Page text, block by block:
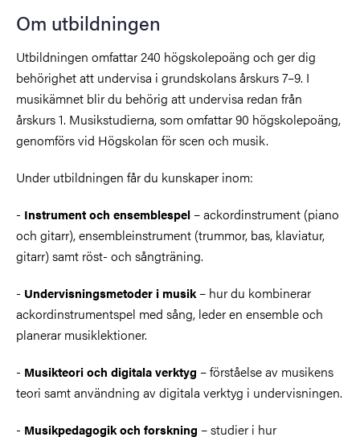
Om utbildningen
Utbildningen omfattar 240 högskolepoäng och ger dig
behörighet att undervisa i grundskolans årskurs 7–9. I
musikämnet blir du behörig att undervisa redan från
årskurs 1. Musikstudierna, som omfattar 90 högskolepoäng,
genomförs vid Högskolan för scen och musik.
Under utbildningen får du kunskaper inom:
- Instrument och ensemblespel – ackordinstrument (piano
och gitarr), ensembleinstrument (trummor, bas, klaviatur,
gitarr) samt röst- och sångträning.
- Undervisningsmetoder i musik– hur du kombinerar
ackordinstrumentspel med sång, leder en ensemble och
planerar musiklektioner.
- Musikteori och digitala verktyg – förståelse av musikens
teori samt användning av digitala verktyg i undervisningen.
- Musikpedagogik och forskning – studier i hur